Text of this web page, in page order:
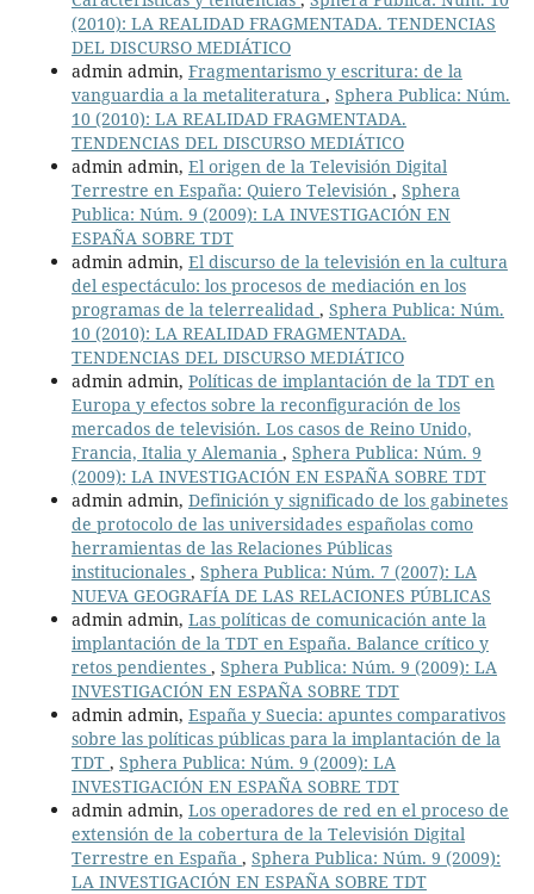
(2010): LA REALIDAD FRAGMENTADA. TENDENCIAS
DEL DISCURSO MEDIÁTICO
admin admin, Fragmentarismo y escritura: de la
vanguardia a la metaliteratura , Sphera Publica: Núm.
10 (2010): LA REALIDAD FRAGMENTADA.
TENDENCIAS DEL DISCURSO MEDIÁTICO
admin admin, El origen de la Televisión Digital
Terrestre en España: Quiero Televisión , Sphera
Publica: Núm. 9 (2009): LA INVESTIGACIÓN EN
ESPAÑA SOBRE TDT
admin admin, El discurso de la televisión en la cultura
del espectáculo: los procesos de mediación en los
programas de la telerrealidad , Sphera Publica: Núm.
10 (2010): LA REALIDAD FRAGMENTADA.
TENDENCIAS DEL DISCURSO MEDIÁTICO
admin admin, Políticas de implantación de la TDT en
Europa y efectos sobre la reconfiguración de los
mercados de televisión. Los casos de Reino Unido,
Francia, Italia y Alemania , Sphera Publica: Núm. 9
(2009): LA INVESTIGACIÓN EN ESPAÑA SOBRE TDT
admin admin, Definición y significado de los gabinetes
de protocolo de las universidades españolas como
herramientas de las Relaciones Públicas
institucionales , Sphera Publica: Núm. 7 (2007): LA
NUEVA GEOGRAFÍA DE LAS RELACIONES PÚBLICAS
admin admin, Las políticas de comunicación ante la
implantación de la TDT en España. Balance crítico y
retos pendientes , Sphera Publica: Núm. 9 (2009): LA
INVESTIGACIÓN EN ESPAÑA SOBRE TDT
admin admin, España y Suecia: apuntes comparativos
sobre las políticas públicas para la implantación de la
TDT , Sphera Publica: Núm. 9 (2009): LA
INVESTIGACIÓN EN ESPAÑA SOBRE TDT
admin admin, Los operadores de red en el proceso de
extensión de la cobertura de la Televisión Digital
Terrestre en España , Sphera Publica: Núm. 9 (2009):
LA INVESTIGACIÓN EN ESPAÑA SOBRE TDT